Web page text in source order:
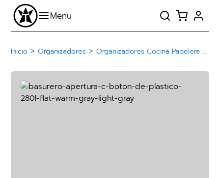
Inicio >Organizadores >Organizadores Cocina Papelera Basurero De Plástico Con Botón